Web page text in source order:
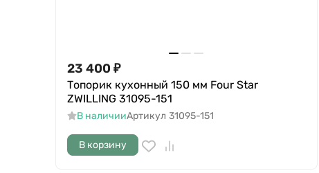
23 400 ₽
Топорик кухонный 150 мм Four Star
ZWILLING 31095-151
В наличииАртикул 31095-151
В корзину